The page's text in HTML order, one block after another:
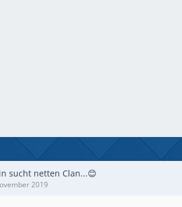
sucht netten Clan...😊
2019